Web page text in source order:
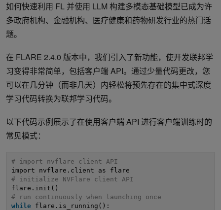
如何快速利用 FL 并使用 LLM 构建多模态基础模型已成为许
多政府机构、金融机构、医疗健康和药物研发行业的热门话
题。
在 FLARE 2.4.0 版本中，我们引入了新功能，使开发联邦学
习变得非常简单，包括客户端 API。通过少量代码更改，您
可以在几分钟（而非几天）内轻松将预先存在的集中式深度
学习代码转换为联邦学习代码。
以下代码示例展示了在使用客户端 API 进行客户端训练时的
常见模式：
# import nvflare client API
import nvflare.client as flare
# initialize NVFlare client API
flare.init()
# run continuously when launching once
while
flare.is_running():